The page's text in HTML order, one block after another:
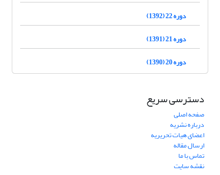
دوره 22 (1392)
دوره 21 (1391)
دوره 20 (1390)
دسترسی سریع
صفحه اصلی
درباره نشریه
اعضای هیات تحریریه
ارسال مقاله
تماس با ما
نقشه سایت